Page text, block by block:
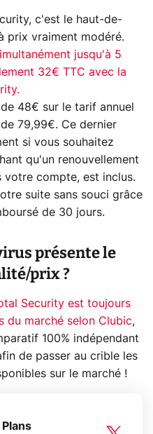
c'est le haut-de-
prix vraiment modéré.
jusqu'à 5
32€ TTC avec la
48€ sur le tarif annuel
79,99€. Ce dernier
si vous souhaitez
qu'un renouvellement
votre compte, est inclus.
suite sans souci grâce
de 30 jours.
présente le
prix ?
Security est toujours
du marché selon Clubic,
100% indépendant
de passer au crible les
sur le marché !